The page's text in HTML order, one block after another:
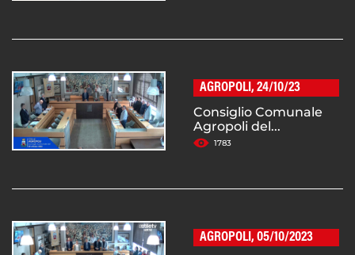
AGROPOLI, 24/10/23
Consiglio Comunale
Agropoli del...
1783
AGROPOLI, 05/10/2023